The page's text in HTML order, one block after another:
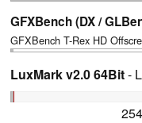
GFXBench (DX /
GFXBench T-Rex HD
LuxMark v2.0 64Bit-